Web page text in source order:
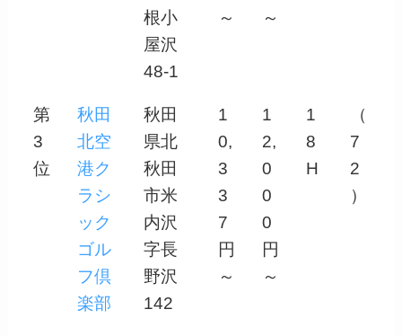
根小
屋沢
48-1
～
～
第
3
位
秋田
北空
港ク
ラシ
ック
ゴル
フ倶
楽部
秋田
県北
秋田
市米
内沢
字長
野沢
142
1
0,
3
3
7
円
～
1
2,
0
0
0
円
～
1
8
H
（
7
2
）